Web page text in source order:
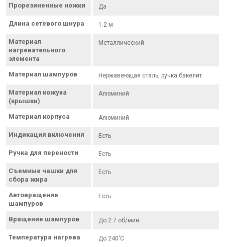
Прорезиненные ножки Да
Длина сетевого шнура 1.2 м
Материал
нагревательного
элемента
Металлический
Материал шампуров Нержавеющая сталь, ручка бакелит
Материал кожуха
(крышки)
Алюминий
Материал корпуса Алюминий
Индикация включения Есть
Ручка для перености Есть
Съемные чашки для
сбора жира
Есть
Автовращение
шампуров
Есть
Вращение шампуров До 2.7 об/мин
Температура нагрева До 240'C